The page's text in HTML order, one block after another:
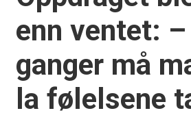
enn ventet:
ganger må
la følelsene